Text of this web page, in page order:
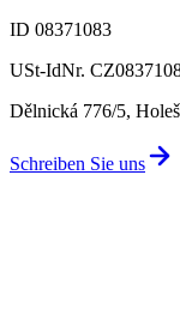
ID 08371083
USt-IdNr.
Dělnická 776/5,
Schreiben Sie uns